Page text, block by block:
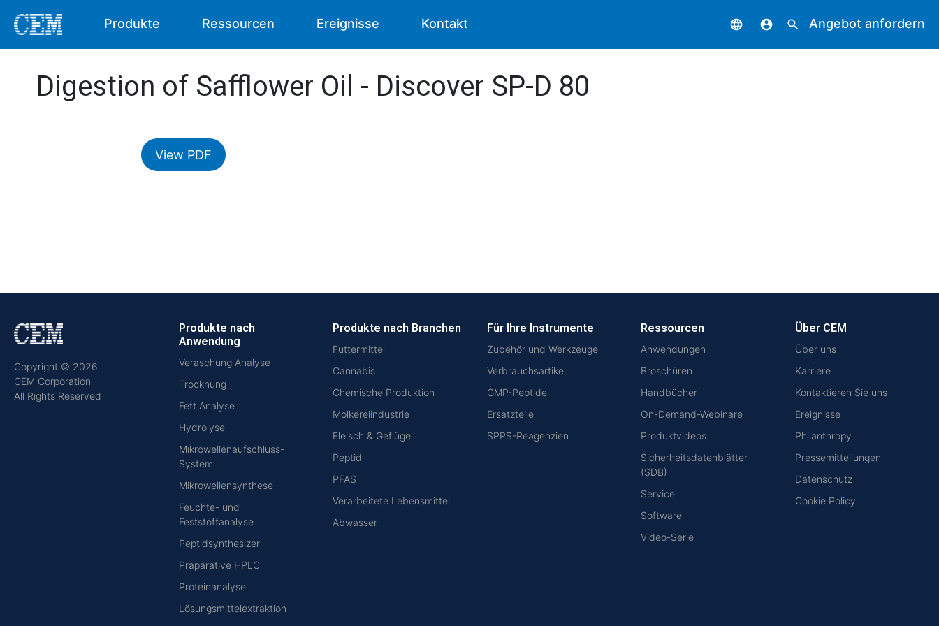
Produkte Ressourcen Ereignisse Kontakt language account_circle search Angebot anfordern
Digestion of Safflower Oil - Discover SP-D 80
View PDF
Copyright © 2026
CEM Corporation
All Rights Reserved
Produkte nach
Anwendung
Veraschung Analyse
Trocknung
Fett Analyse
Hydrolyse
Mikrowellenaufschluss-
System
Mikrowellensynthese
Feuchte- und
Feststoffanalyse
Peptidsynthesizer
Präparative HPLC
Proteinanalyse
Lösungsmittelextraktion
Produkte nach Branchen
Futtermittel
Cannabis
Chemische Produktion
Molkereiindustrie
Fleisch & Geflügel
Peptid
PFAS
Verarbeitete Lebensmittel
Abwasser
Für Ihre Instrumente
Zubehör und Werkzeuge
Verbrauchsartikel
GMP-Peptide
Ersatzteile
SPPS-Reagenzien
Ressourcen
Anwendungen
Broschüren
Handbücher
On-Demand-Webinare
Produktvideos
Sicherheitsdatenblätter
(SDB)
Service
Software
Video-Serie
Über CEM
Über uns
Karriere
Kontaktieren Sie uns
Ereignisse
Philanthropy
Pressemitteilungen
Datenschutz
Cookie Policy